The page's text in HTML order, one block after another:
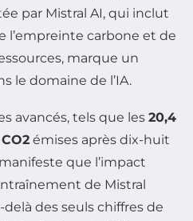
par Mistral AI, qui inclut
l’empreinte carbone et de
marque un
le domaine de l’IA.
avancés, tels que les 20,4
émises après dix-huit
que l’impact
de Mistral
delà des seuls chiffres de